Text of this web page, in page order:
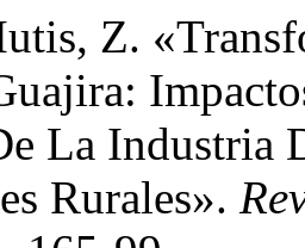
Z.
La Industria
Rurales».